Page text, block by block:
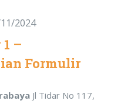
2024
–
Formulir
Jl Tidar No 117,